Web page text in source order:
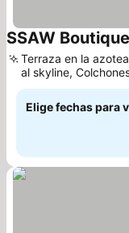
SSAW
Terraza en la
al skyline,
lujo
Elige fechas para